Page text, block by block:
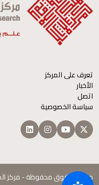
تعرف على المركز
الأخبار
اتصل
سياسة الخصوصية
جميع الحقوق محفوظة - مركز الملك